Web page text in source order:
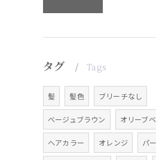
タグ Tags
髪 髪色 ブリーチなし
ベージュブラウン オリーブ
ヘアカラー オレンジ パ